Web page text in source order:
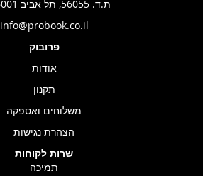
ת.ד. 56055, תל אביב 6156001
info@probook.co.il
פרובוק
אודות
תקנון
משלוחים ואספקה
הצהרת נגישות
שרות לקוחות
תמיכה